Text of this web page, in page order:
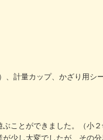
計量カップ、かざり用シ
ことができました。（小２
少し大変でしたが、その